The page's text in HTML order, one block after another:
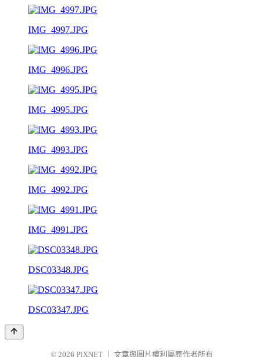
IMG_4997.JPG
IMG_4996.JPG
IMG_4995.JPG
IMG_4993.JPG
IMG_4992.JPG
IMG_4991.JPG
DSC03348.JPG
DSC03347.JPG
© 2026 PIXNET 文章與圖片權利屬原作者所有